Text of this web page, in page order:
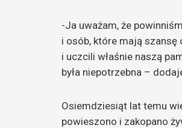
-Ja uważam, że
i osób, które mają szansę
i uczcili właśnie naszą
była niepotrzebna –
Osiemdziesiąt lat temu
powieszono i zakopano